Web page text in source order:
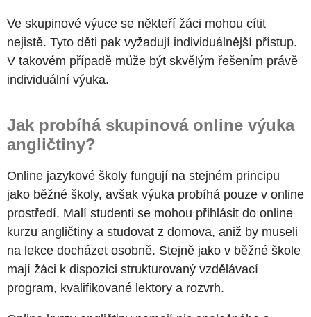
Ve skupinové výuce se někteří žáci mohou cítit
nejistě. Tyto děti pak vyžadují individuálnější přístup.
V takovém případě může být skvělým řešením právě
individuální výuka.
Jak probíhá skupinová online výuka
angličtiny?
Online jazykové školy fungují na stejném principu
jako běžné školy, avšak výuka probíhá pouze v online
prostředí. Malí studenti se mohou přihlásit do online
kurzu angličtiny a studovat z domova, aniž by museli
na lekce docházet osobně. Stejně jako v běžné škole
mají žáci k dispozici strukturovaný vzdělávací
program, kvalifikované lektory a rozvrh.